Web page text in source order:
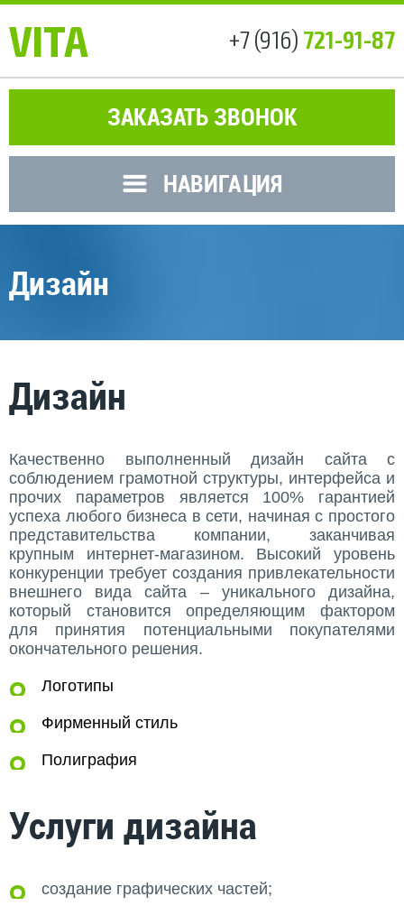
VITA +7 (916) 721-91-87
ЗАКАЗАТЬ ЗВОНОК
НАВИГАЦИЯ
Дизайн
Дизайн
Качественно выполненный дизайн сайта с
соблюдением грамотной структуры, интерфейса и
прочих параметров является 100% гарантией
успеха любого бизнеса в сети, начиная с простого
представительства компании, заканчивая
крупным интернет-магазином. Высокий уровень
конкуренции требует создания привлекательности
внешнего вида сайта – уникального дизайна,
который становится определяющим фактором
для принятия потенциальными покупателями
окончательного решения.
Логотипы
Фирменный стиль
Полиграфия
Услуги дизайна
создание графических частей;